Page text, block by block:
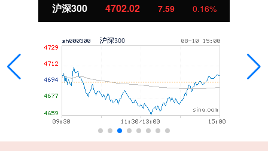
沪深300 4702.02 7.59 0.16%